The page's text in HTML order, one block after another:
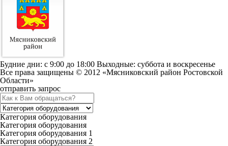
Будние дни: c 9:00 до 18:00 Выходные: суббота и воскресенье
Все права защищены © 2012 «Мясниковский район Ростовской
Области»
отправить запрос
Категория оборудования
Категория оборудования
Категория оборудования 1
Категория оборудования 2